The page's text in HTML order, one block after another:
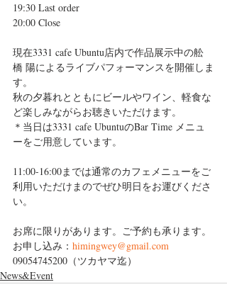
19:30 Last order
20:00 Close
現在3331 cafe Ubuntu店内で作品展示中の舩
橋 陽によるライブパフォーマンスを開催しま
す。
秋の夕暮れとともにビールやワイン、軽食な
ど楽しみながらお聴きいただけます。
＊当日は3331 cafe UbuntuのBar Time メニュ
ーをご用意しています。
11:00-16:00までは通常のカフェメニューをご
利用いただけまのでぜひ明日をお運びくださ
い。
お席に限りがあります。ご予約も承ります。
お申し込み： himingwey@gmail.com
09054745200（ツカヤマ迄）
News&Event